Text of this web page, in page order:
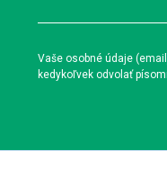
Vaše osobné údaje
kedykoľvek odvolať